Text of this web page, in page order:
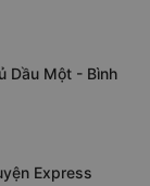
Dầu Một - Bình
Express